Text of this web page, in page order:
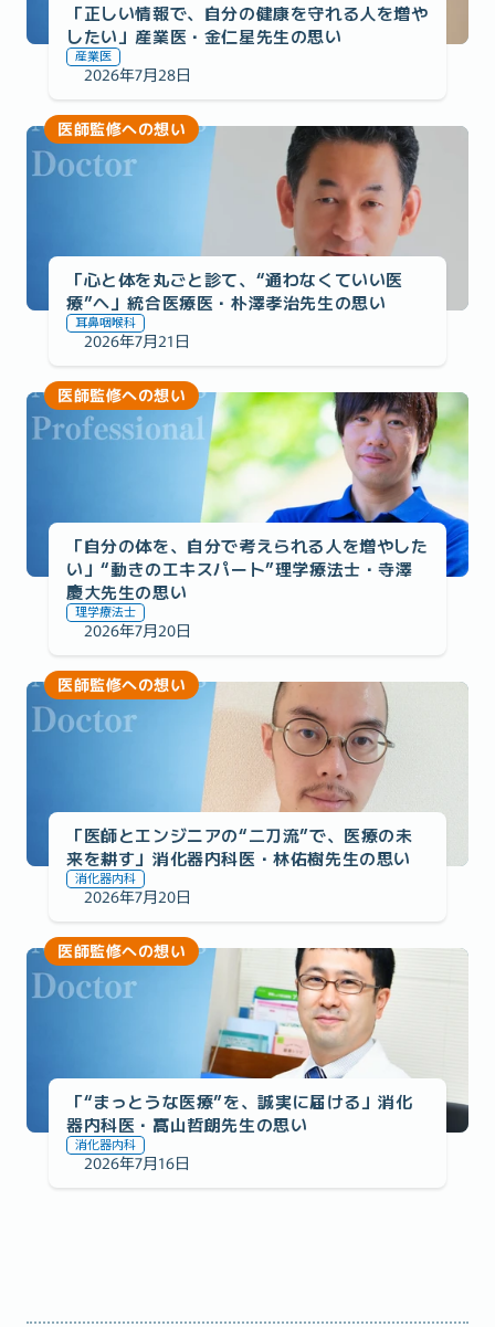
「正しい情報で、自分の健康を守れる人を増や
したい」産業医・金仁星先生の思い
産業医
2026年7月28日
医師監修への想い
「心と体を丸ごと診て、“通わなくていい医
療”へ」統合医療医・朴澤孝治先生の思い
耳鼻咽喉科
2026年7月21日
医師監修への想い
「自分の体を、自分で考えられる人を増やした
い」“動きのエキスパート”理学療法士・寺澤
慶大先生の思い
理学療法士
2026年7月20日
医師監修への想い
「医師とエンジニアの“二刀流”で、医療の未
来を耕す」消化器内科医・林佑樹先生の思い
消化器内科
2026年7月20日
医師監修への想い
「“まっとうな医療”を、誠実に届ける」消化
器内科医・髙山哲朗先生の思い
消化器内科
2026年7月16日